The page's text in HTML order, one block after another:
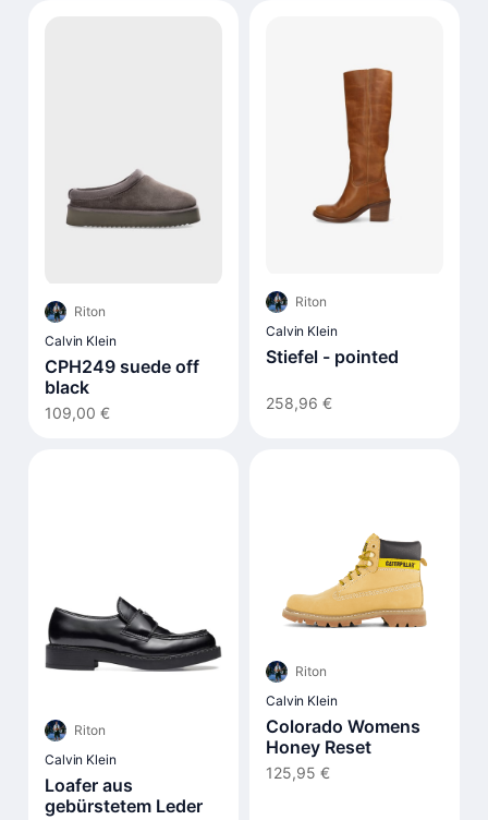
Riton
Calvin Klein
CPH249 suede off
black
109,00 €
Riton
Calvin Klein
Stiefel - pointed
258,96 €
Riton
Calvin Klein
Loafer aus
gebürstetem Leder
Riton
Calvin Klein
Colorado Womens
Honey Reset
125,95 €